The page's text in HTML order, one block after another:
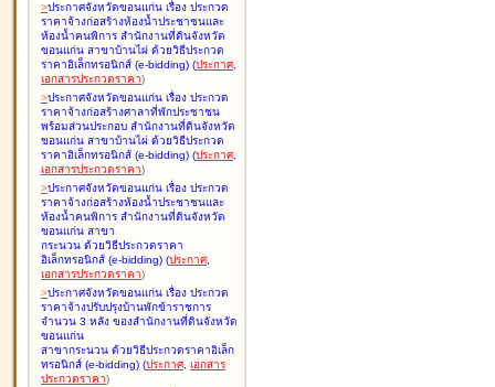
>ประกาศจังหวัดขอนแก่น เรื่อง ประกวด
ราคาจ้างก่อสร้างห้องน้ำประชาชนและ
ห้องน้ำคนพิการ สำนักงานที่ดินจังหวัด
ขอนแก่น สาขาบ้านไผ่ ด้วยวิธีประกวด
ราคาอิเล็กทรอนิกส์ (e-bidding) (ประกาศ,
เอกสารประกวดราคา)
>ประกาศจังหวัดขอนแก่น เรื่อง ประกวด
ราคาจ้างก่อสร้างศาลาที่พักประชาชน
พร้อมส่วนประกอบ สำนักงานที่ดินจังหวัด
ขอนแก่น สาขาบ้านไผ่ ด้วยวิธีประกวด
ราคาอิเล็กทรอนิกส์ (e-bidding) (ประกาศ,
เอกสารประกวดราคา)
>ประกาศจังหวัดขอนแก่น เรื่อง ประกวด
ราคาจ้างก่อสร้างห้องน้ำประชาชนและ
ห้องน้ำคนพิการ สำนักงานที่ดินจังหวัด
ขอนแก่น สาขา
กระนวน ด้วยวิธีประกวดราคา
อิเล็กทรอนิกส์ (e-bidding) (ประกาศ,
เอกสารประกวดราคา)
>ประกาศจังหวัดขอนแก่น เรื่อง ประกวด
ราคาจ้างปรับปรุงบ้านพักข้าราชการ
จำนวน 3 หลัง ของสำนักงานที่ดินจังหวัด
ขอนแก่น
สาขากระนวน ด้วยวิธีประกวดราคาอิเล็ก
ทรอนิกส์ (e-bidding) (ประกาศ, เอกสาร
ประกวดราคา)